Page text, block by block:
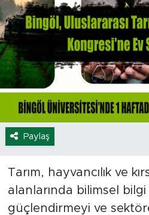
Paylaş
Tarım, hayvancılık ve
alanlarında bilimsel bilgi
güçlendirmeyi ve
Ekonomi
Hava Durumu
Tavz Der
Bingöl Kaza Haberleri